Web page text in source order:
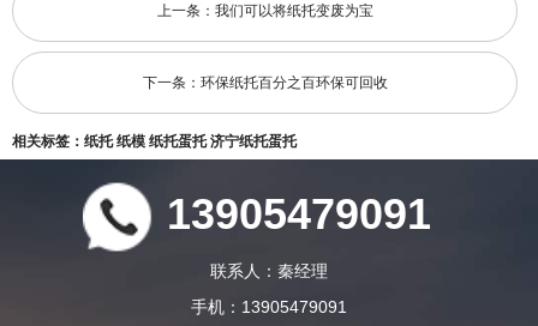
上一条： 我们可以将纸托变废为宝
下一条： 环保纸托百分之百环保可回收
相关标签： 纸托 纸模 纸托蛋托 济宁纸托蛋托
13905479091
联系人：秦经理
手机：13905479091